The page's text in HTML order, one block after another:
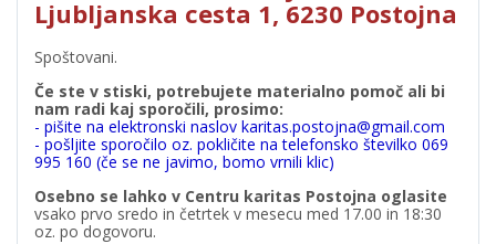
Ljubljanska cesta 1, 6230 Postojna
Spoštovani.
Če ste v stiski, potrebujete materialno pomoč ali bi
nam radi kaj sporočili, prosimo:
- pišite na elektronski naslov karitas.postojna@gmail.com
- pošljite sporočilo oz. pokličite na telefonsko številko 069
995 160 (če se ne javimo, bomo vrnili klic)
Osebno se lahko v Centru karitas Postojna oglasite
vsako prvo sredo in četrtek v mesecu med 17.00 in 18:30
oz. po dogovoru.